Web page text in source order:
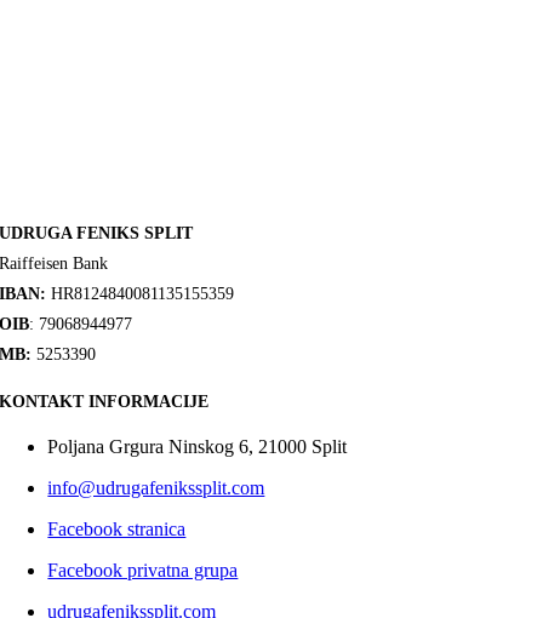
UDRUGA FENIKS SPLIT
Raiffeisen Bank
IBAN: HR8124840081135155359
OIB: 79068944977
MB: 5253390
KONTAKT INFORMACIJE
Poljana Grgura Ninskog 6, 21000 Split
info@udrugafenikssplit.com
Facebook stranica
Facebook privatna grupa
udrugafenikssplit.com